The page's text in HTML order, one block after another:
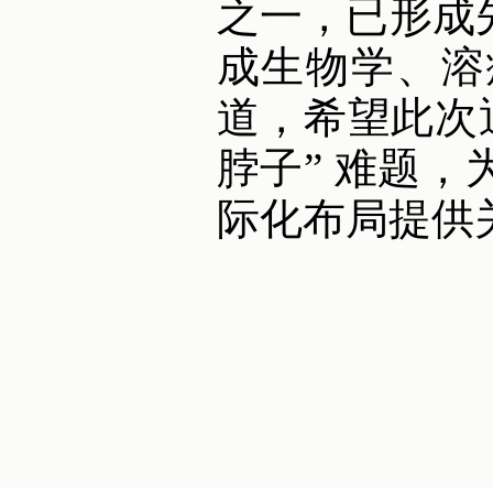
之一，已形
成生物学、
道，希望此
脖子” 难题，
际化布局提供